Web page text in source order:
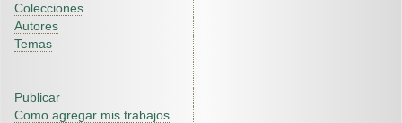
Colecciones
Autores
Temas
Publicar
Como agregar mis trabajos